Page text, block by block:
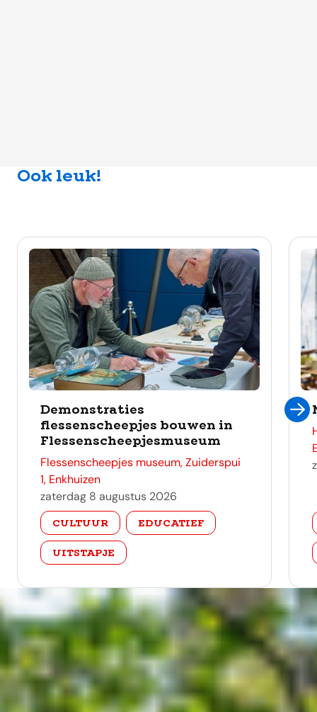
Ook leuk!
Demonstraties
flessenscheepjes bouwen in
Flessenscheepjesmuseum
adres
Flessenscheepjes museum, Zuiderspui
1, Enkhuizen
zaterdag 8 augustus 2026
categorie
CULTUUR EDUCATIEF
UITSTAPJE